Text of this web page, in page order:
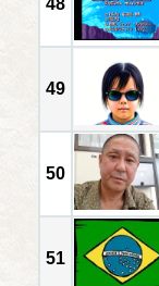
48
49
50
51